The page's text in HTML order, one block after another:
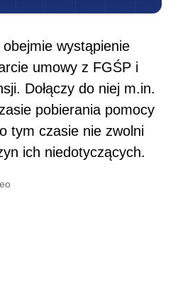
wystąpienie
umowy z FGŚP i
Dołączy do niej m.in.
pobierania pomocy
tym czasie nie zwolni
ich niedotyczących.